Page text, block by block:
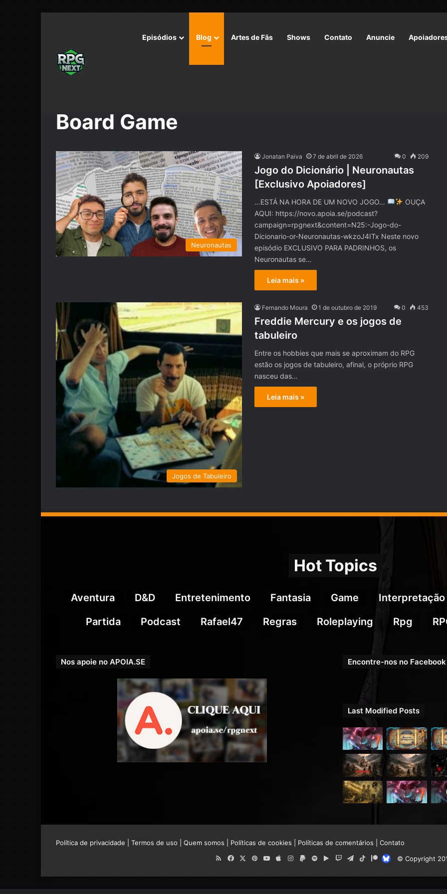
Episódios Blog Artes de Fãs Shows Contato Anuncie
Board Game
Neuronautas
Jonatan Paiva 7 de abril de 2026 0 209
Jogo do Dicionário | Neuronautas
[Exclusivo Apoiadores]
…ESTÁ NA HORA DE UM NOVO JOGO…
OUÇA
AQUI: https://novo.apoia.se/podcast?
campaign=rpgnext&content=N25:-Jogo-do-
Dicionario-or-Neuronautas-wkzoJ4ITx Neste novo
episódio EXCLUSIVO PARA PADRINHOS, os
Neuronautas se…
Leia mais »
Jogos de Tabuleiro
Fernando Moura 1 de outubro de 2019 0 453
Freddie Mercury e os jogos de
tabuleiro
Entre os hobbies que mais se aproximam do RPG
estão os jogos de tabuleiro, afinal, o próprio RPG
nasceu das…
Leia mais »
Hot Topics
Aventura D&D Entretenimento Fantasia Game Interpretação
Partida
Podcast Rafael47 Regras Roleplaying Rpg
Nos apoie no APOIA.SE Encontre-nos no Facebook
Last Modified Posts
Política de privacidade Termos de uso Quem somos Políticas de cookies Políticas de comentários
Contato
© Copyright
RSSFacebook
X PinterestYouTube
AppleInstagram
PaypalSpotifyGoogleTwitchTelegram
TikTokPatreonBluesky